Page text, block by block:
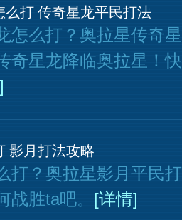
么打 传奇星龙平民打法
怎么打？奥拉星传奇
奇星龙降临奥拉星！
影月打法攻略
打？奥拉星影月平民
战胜ta吧。 [详情]